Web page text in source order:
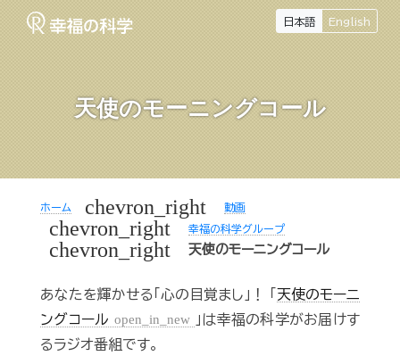
日本語 English
天使のモーニングコール
ホーム chevron_right 動画
chevron_right 幸福の科学グループ
chevron_right 天使のモーニングコール
あなたを輝かせる「心の目覚まし」！ 「 天使のモーニ
ングコール open_in_new 」は幸福の科学がお届けす
るラジオ番組です。